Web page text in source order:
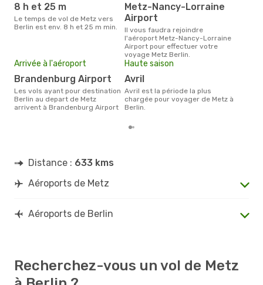
8 h et 25 m
Le temps de vol de Metz vers
Berlin est env. 8 h et 25 m min.
Metz-Nancy-Lorraine
Airport
Il vous faudra rejoindre
l'aéroport Metz-Nancy-Lorraine
Airport pour effectuer votre
voyage Metz Berlin.
Arrivée à l'aéroport
Brandenburg Airport
Les vols ayant pour destination
Berlin au depart de Metz
arrivent à Brandenburg Airport
Haute saison
avril
avril est la période la plus
chargée pour voyager de Metz à
Berlin.
Distance : 633 kms
Aéroports de Metz
Aéroports de Berlin
Recherchez-vous un vol de Metz